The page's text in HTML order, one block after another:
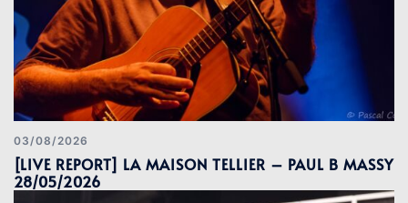
03/08/2026
[LIVE REPORT] LA MAISON TELLIER – PAUL B MASSY
28/05/2026